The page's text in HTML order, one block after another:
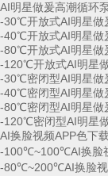
AI明星做爰高潮循环
-30℃开放式AI明星做
-40℃开放式AI明星做
-80℃开放式AI明星做
-120℃开放式AI明星
-30℃密闭型AI明星做
-40℃密闭型AI明星做
-80℃密闭型AI明星做
-120℃密闭型AI明星
AI换脸视频APP色下
-100℃~100℃AI换脸
-80℃~200℃AI换脸视